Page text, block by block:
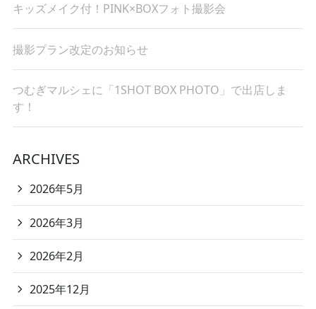
キッズメイク付！PINK×BOXフォト撮影会
撮影プラン改定のお知らせ
つむぎマルシェに「1SHOT BOX PHOTO」で出店しま
す！
ARCHIVES
2026年5月
2026年3月
2026年2月
2025年12月